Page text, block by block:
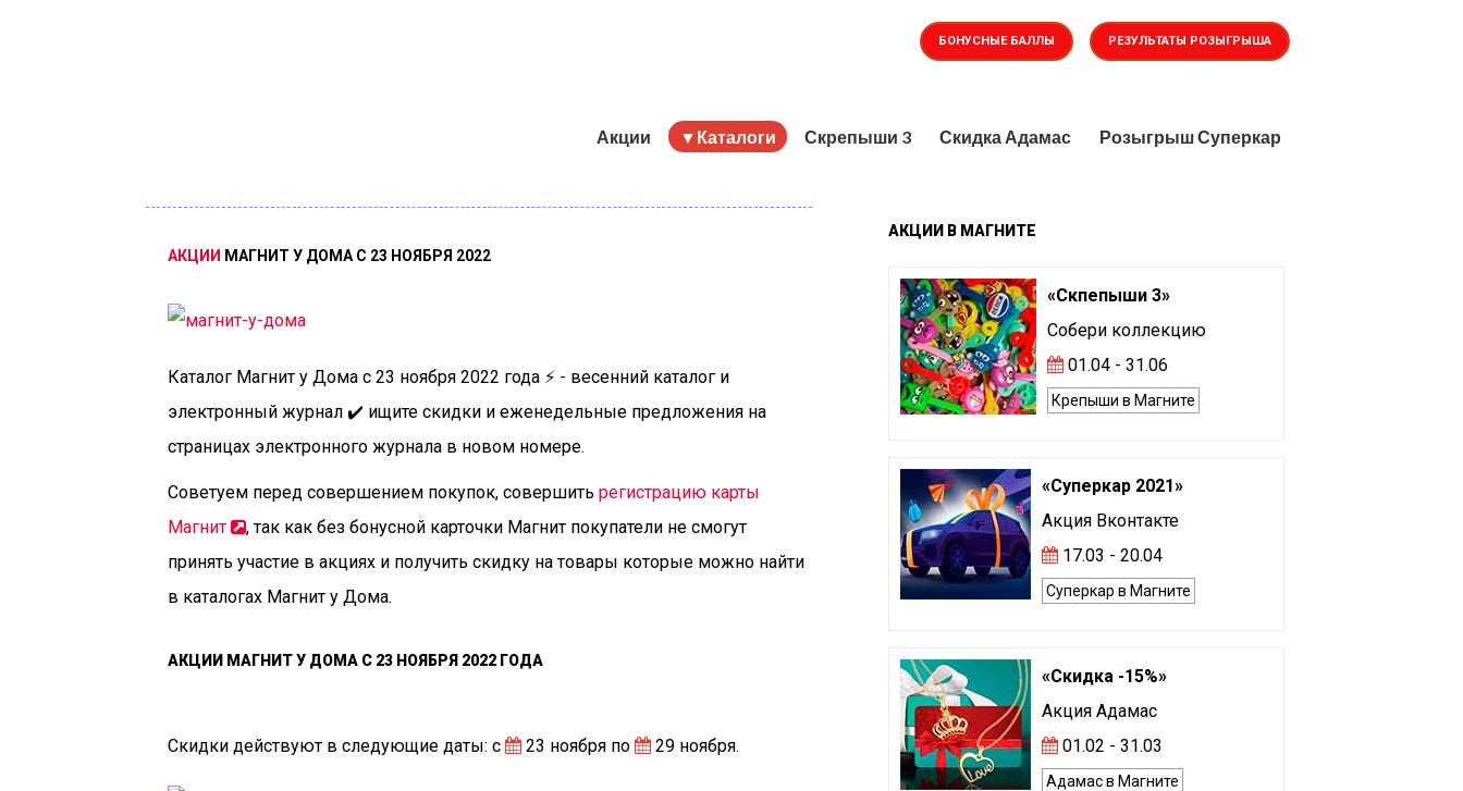
РЕЗУЛЬТАТЫ РОЗЫГРЫША
БОНУСНЫЕ БАЛЛЫ
Акции ▼Каталоги Скрепыши 3 Скидка Адамас Розыгрыш Суперкар
АКЦИИ МАГНИТ У ДОМА С 23 НОЯБРЯ 2022
Каталог Магнит у Дома с 23 ноября 2022 года ⚡️ - весенний каталог и
электронный журнал ✔️ ищите скидки и еженедельные предложения на
страницах электронного журнала в новом номере.
Советуем перед совершением покупок, совершитьрегистрацию карты
Магнит
, так как без бонусной карточки Магнит покупатели не смогут
принять участие в акциях и получить скидку на товары которые можно найти
в каталогах Магнит у Дома.
АКЦИИ МАГНИТ У ДОМА С 23 НОЯБРЯ 2022 ГОДА
Скидки действуют в следующие даты: с 23 ноября по 29 ноября.
АКЦИИ В МАГНИТЕ
«Скпепыши 3»
Собери коллекцию
01.04 - 31.06
Крепыши в Магните
«Суперкар 2021»
Акция Вконтакте
17.03 - 20.04
Суперкар в Магните
«Скидка -15%»
Акция Адамас
01.02 - 31.03
Адамас в Магните